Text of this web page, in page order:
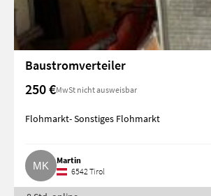
Baustromverteiler
250 €MwSt nicht ausweisbar
Flohmarkt- Sonstiges Flohmarkt
Martin
6542 Tirol